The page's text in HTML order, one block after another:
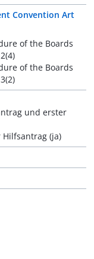
Convention Art
of the Boards
of the Boards
und erster
(ja)